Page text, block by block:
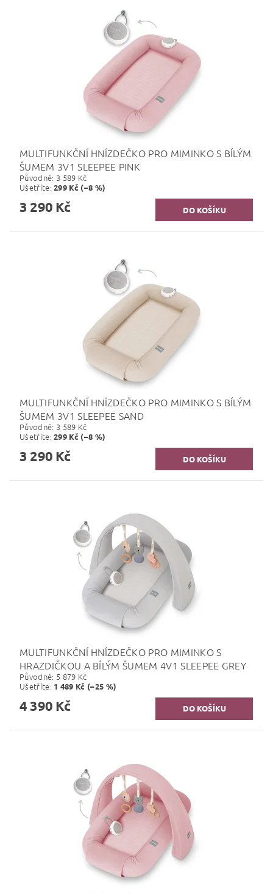
MULTIFUNKČNÍ HNÍZDEČKO PRO MIMINKO S BÍLÝM
ŠUMEM 3V1 SLEEPEE PINK
Původně: 3 589 Kč
Ušetříte:299 Kč (–8 %)
3 290 Kč
MULTIFUNKČNÍ HNÍZDEČKO PRO MIMINKO S BÍLÝM
ŠUMEM 3V1 SLEEPEE SAND
Původně: 3 589 Kč
Ušetříte:299 Kč (–8 %)
3 290 Kč
MULTIFUNKČNÍ HNÍZDEČKO PRO MIMINKO S
HRAZDIČKOU A BÍLÝM ŠUMEM 4V1 SLEEPEE GREY
Původně: 5 879 Kč
Ušetříte: 1 489 Kč (–25 %)
4 390 Kč